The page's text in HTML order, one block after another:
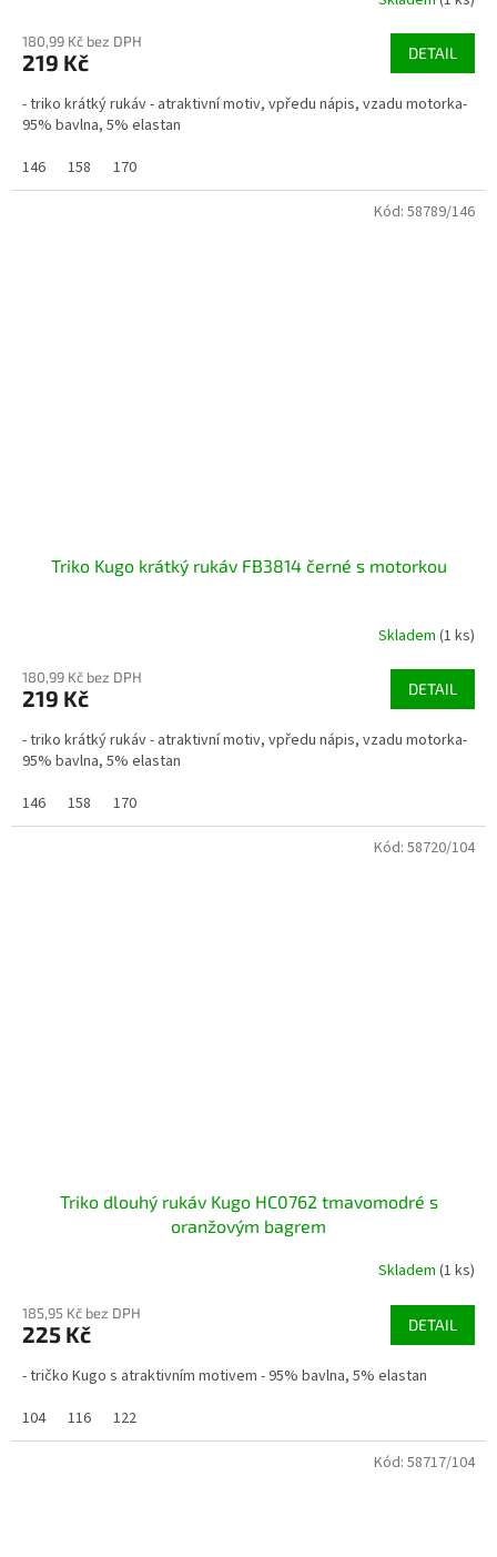
180,99 Kč bez DPH
219 Kč DETAIL
- triko krátký rukáv - atraktivní motiv, vpředu nápis, vzadu motorka-
95% bavlna, 5% elastan
146
158 170
Triko Kugo krátký rukáv FB3814 černé s motorkou
Skladem (1 ks)
180,99 Kč bez DPH
219 Kč DETAIL
- triko krátký rukáv - atraktivní motiv, vpředu nápis, vzadu motorka-
95% bavlna, 5% elastan
146
158 170
Kód: 58789/146
Triko dlouhý rukáv Kugo HC0762 tmavomodré s
oranžovým bagrem
Skladem (1 ks)
185,95 Kč bez DPH
225 Kč DETAIL
- tričko Kugo s atraktivním motivem - 95% bavlna, 5% elastan
104
116 122
Kód: 58720/104
Kód: 58717/104